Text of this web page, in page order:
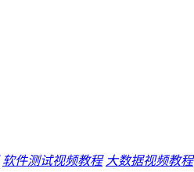
软件测试视频教程 大数据视频教程